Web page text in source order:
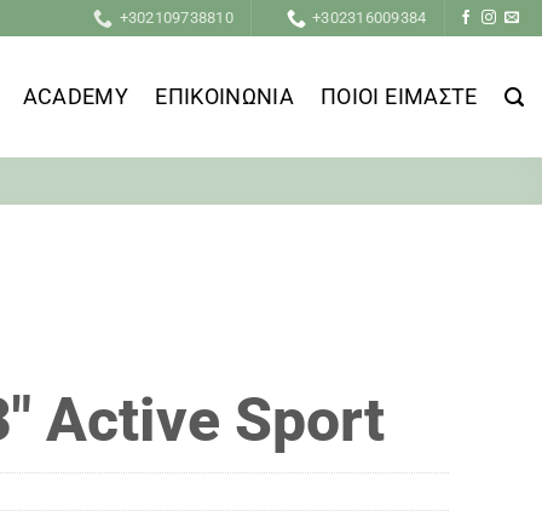
+302109738810 +302316009384
ACADEMY ΕΠΙΚΟΙΝΩΝΙΑ ΠΟΙΟΙ ΕΙΜΑΣΤΕ
Active Sport